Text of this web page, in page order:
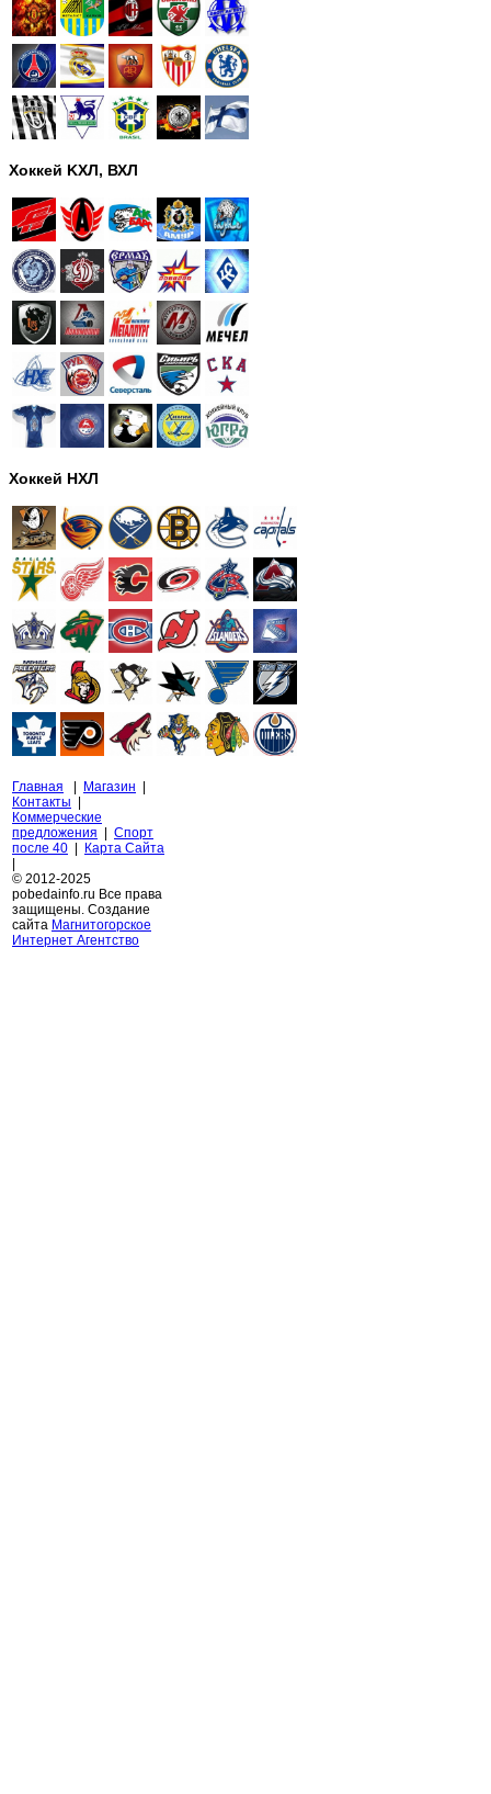
Хоккей KХЛ, ВХЛ
Хоккей НХЛ
Главная Магазин
Контакты
Коммерческие
предложения
Спорт
после 40
Карта Сайта
© 2012-2025
pobedainfo.ru Все права
защищены. Создание
сайта Магнитогорское
Интернет Агентство